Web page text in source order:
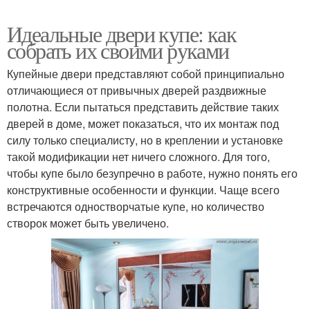
Идеальные двери купе: как
собрать их своими руками
Купейные двери представляют собой принципиально
отличающиеся от привычных дверей раздвижные
полотна. Если пытаться представить действие таких
дверей в доме, может показаться, что их монтаж под
силу только специалисту, но в креплении и установке
такой модификации нет ничего сложного. Для того,
чтобы купе было безупречно в работе, нужно понять его
конструктивные особенности и функции. Чаще всего
встречаются одностворчатые купе, но количество
створок может быть увеличено.